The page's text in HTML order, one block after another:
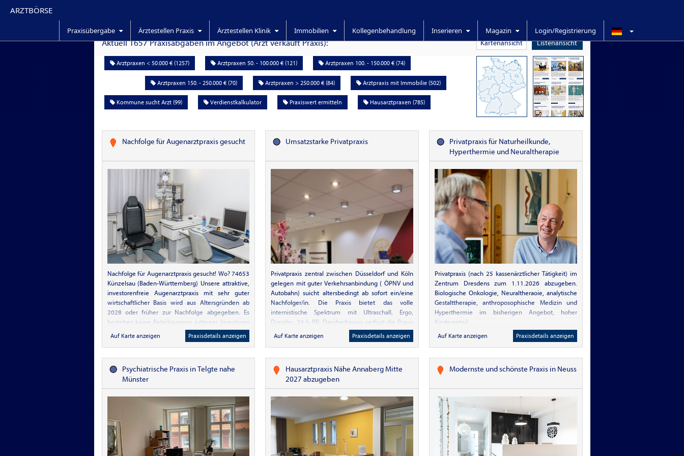
ARZTBÖRSE
Praxisübergabe Ärztestellen Praxis Ärztestellen Klinik Immobilien Kollegenbehandlung Inserieren Magazin Login/Registrierung
Aktuell1657Praxisabgaben im Angebot (Arzt verkauft Praxis): Kartenansicht Listenansicht
Arztpraxen < 50.000 € (1257) Arztpraxen 50. - 100.000 € (121) Arztpraxen 100. - 150.000 € (74)
Arztpraxen 150. - 250.000 € (70) Arztpraxen > 250.000 € (84) Arztpraxis mit Immobilie (502)
Kommune sucht Arzt (99) Verdienstkalkulator Praxiswert ermitteln Hausarztpraxen (785)
Nachfolge für Augenarztpraxis gesucht
Nachfolge für Augenarztpraxis gesucht! Wo? 74653
Künzelsau (Baden-Württemberg) Unsere attraktive,
investorenfreie Augenarztpraxis mit sehr guter
wirtschaftlicher Basis wird aus Altersgründen ab
2028 oder früher zur Nachfolge abgegeben. Es
bestehen keine Beteiligungen externer Investoren
oder Finanzunternehmen – die medizinische
Versorgung erfolgt unabhängig und
geeignet (zwei voll ausgestattete Sprechzimmer) -
konservative augenärztliche Behandlungen; YAG-
und SLT-Laser - neue Praxisräume und OP-
Möglichkeit auf Wunsch in unmittelbarer Nähe
verfügbar Finanz: - weit überdurchnittliche
Scheinzahl - hoher Umsatz und hoher Gewinn -
günstige Miete Mitarbeiter: - Gut eingespieltes
Team aus sieben langjährigen Mitarbeiterinnen, alle
in Teilzeit - optimierter und minimaler
Verwaltungsaufwand sowie reibungsloser
Auf Karte anzeigen Praxisdetails anzeigen
Umsatzstarke Privatpraxis
Privatpraxis zentral zwischen Düsseldorf und Köln
gelegen mit guter Verkehrsanbindung ( ÖPNV und
Autobahn) suicht altersbedingt ab sofort ein/eine
Nachfolger/in. Die Praxis bietet das volle
internistische Spektrum mit Ultraschall, Ergo,
Doppler, 24 h RR. Darüberhinaus verfügt die Praxis
über ein großes komplementärmedizinisches
Spektrum mit intravasaler Lasertherapie ( weber
Auf Karte anzeigen Praxisdetails anzeigen
Privatpraxis für Naturheilkunde,
Hyperthermie und Neuraltherapie
Privatpraxis (nach 25 kassenärztlicher Tätigkeit) im
Zentrum Dresdens zum 1.11.2026 abzugeben.
Biologische Onkologie, Neuraltheraoie, analytische
Gestalttherapie, anthroposophische Medizin und
Hyperthermie im bisherigen Angebot, hoher
Kinderanteil
Auf Karte anzeigen Praxisdetails anzeigen
Psychiatrische Praxis in Telgte nahe
Münster
Hausarztpraxis Nähe Annaberg Mitte
2027 abzugeben
Modernste und schönste Praxis in Neuss